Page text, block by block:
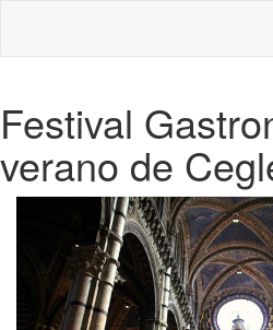
Festival
verano de